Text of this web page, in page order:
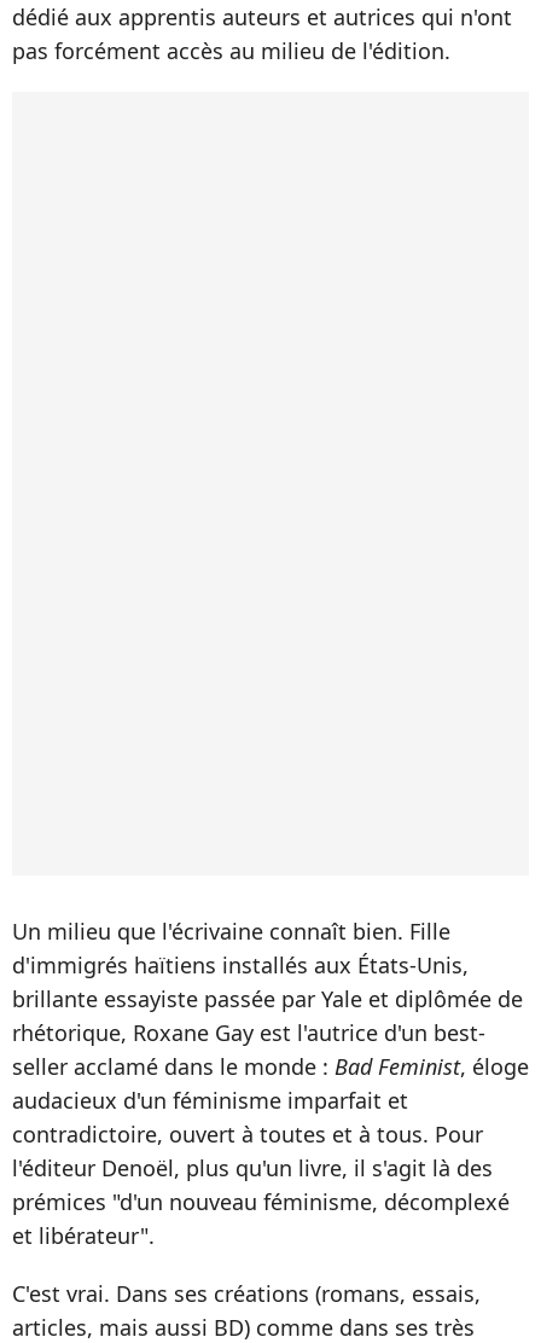
dédié aux apprentis auteurs et autrices qui n'ont
pas forcément accès au milieu de l'édition.
Un milieu que l'écrivaine connaît bien. Fille
d'immigrés haïtiens installés aux États-Unis,
brillante essayiste passée par Yale et diplômée de
rhétorique, Roxane Gay est l'autrice d'un best-
seller acclamé dans le monde : Bad Feminist, éloge
audacieux d'un féminisme imparfait et
contradictoire, ouvert à toutes et à tous. Pour
l'éditeur Denoël, plus qu'un livre, il s'agit là des
prémices "d'un nouveau féminisme, décomplexé
et libérateur".
C'est vrai. Dans ses créations (romans, essais,
articles, mais aussi BD) comme dans ses très